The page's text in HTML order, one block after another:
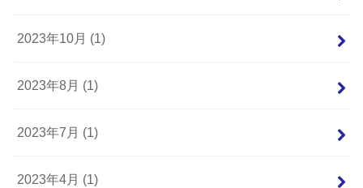
2023年10月 (1)
2023年8月 (1)
2023年7月 (1)
2023年4月 (1)